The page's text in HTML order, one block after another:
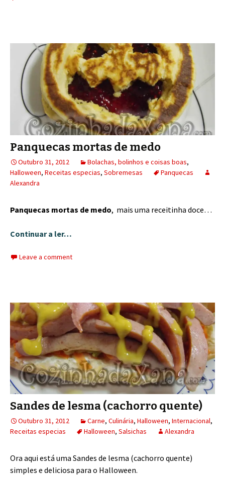
Panquecas mortas de medo
Outubro 31, 2012 Bolachas, bolinhos e coisas boas,
Halloween, Receitas especias, Sobremesas
Panquecas
Alexandra
Panquecas mortas de medo, mais uma receitinha doce…
Continuar a ler…
Leave a comment
Sandes de lesma (cachorro quente)
Outubro 31, 2012 Carne, Culinária, Halloween, Internacional,
Receitas especias
Halloween, Salsichas Alexandra
Ora aqui está uma Sandes de lesma (cachorro quente)
simples e deliciosa para o Halloween.